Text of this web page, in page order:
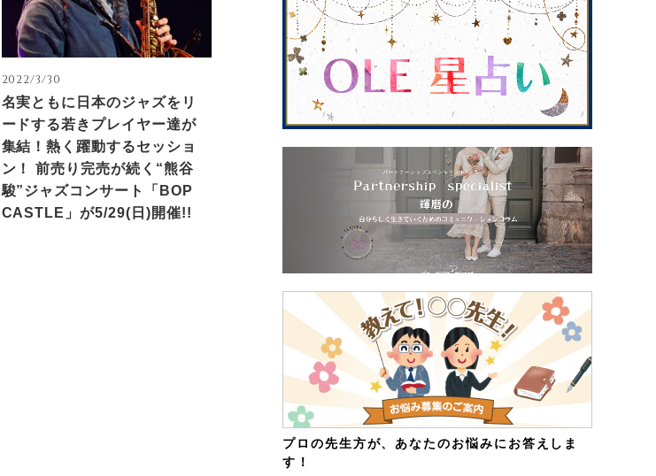
2022/3/30
名実ともに日本のジャズをリ
ードする若きプレイヤー達が
集結！熱く躍動するセッショ
ン！ 前売り完売が続く“熊谷
駿”ジャズコンサート「BOP
CASTLE」が5/29(日)開催!!
プロの先生方が、あなたのお悩みにお答えしま
す！